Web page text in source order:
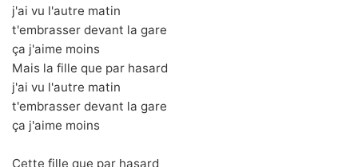
j'ai vu l'autre matin
t'embrasser devant la gare
ça j'aime moins
Mais la fille que par hasard
j'ai vu l'autre matin
t'embrasser devant la gare
ça j'aime moins
Cette fille que par hasard